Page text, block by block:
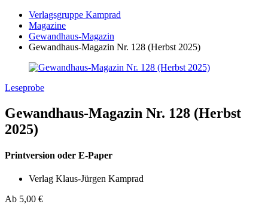
Verlagsgruppe Kamprad
Magazine
Gewandhaus-Magazin
Gewandhaus-Magazin Nr. 128 (Herbst 2025)
Leseprobe
Gewandhaus-Magazin Nr. 128 (Herbst
2025)
Printversion oder E-Paper
Verlag Klaus-Jürgen Kamprad
Ab 5,00 €